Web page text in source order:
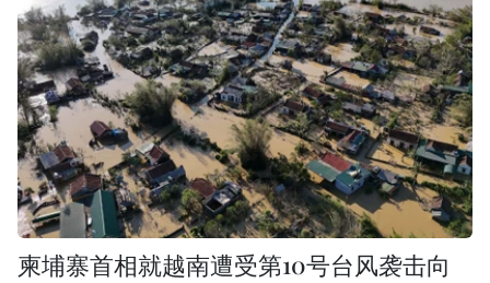
柬埔寨首相就越南遭受第10号台风袭击向